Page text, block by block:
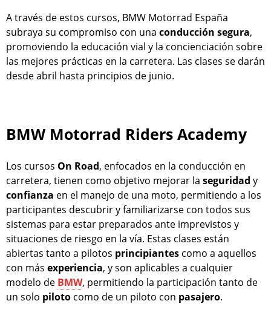
A través de estos cursos, BMW Motorrad España
subraya su compromiso con una conducción segura,
promoviendo la educación vial y la concienciación sobre
las mejores prácticas en la carretera. Las clases se darán
desde abril hasta principios de junio.
BMW Motorrad Riders Academy
Los cursos On Road, enfocados en la conducción en
carretera, tienen como objetivo mejorar la seguridad y
confianza en el manejo de una moto, permitiendo a los
participantes descubrir y familiarizarse con todos sus
sistemas para estar preparados ante imprevistos y
situaciones de riesgo en la vía. Estas clases están
abiertas tanto a pilotos principiantes como a aquellos
con más experiencia, y son aplicables a cualquier
modelo de BMW, permitiendo la participación tanto de
un solo piloto como de un piloto con pasajero.